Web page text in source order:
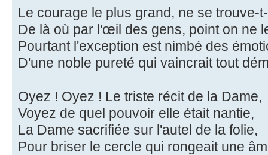
Le courage le plus grand, ne se trouve-
De là où par l'œil des gens, point on ne
Pourtant l'exception est nimbé des
D'une noble pureté qui vaincrait tout
Oyez ! Oyez ! Le triste récit de la Dame,
Voyez de quel pouvoir elle était nantie,
La Dame sacrifiée sur l'autel de la folie,
Pour briser le cercle qui rongeait une